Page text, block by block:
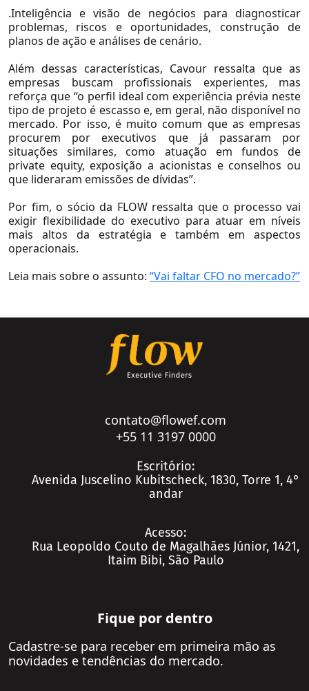
Telecom, Mídia e Tecnologia
Utilidades
Petróleo e Gás
Agronegócio
Consumo e Varejo
Educação
Logística e Transportes
Setores
Artigos
Videos
Na Mídia
.Inteligência e visão de negócios para diagnosticar
problemas, riscos e oportunidades, construção de
planos de ação e análises de cenário.
Além dessas características, Cavour ressalta que as
empresas buscam profissionais experientes, mas
reforça que “o perfil ideal com experiência prévia neste
tipo de projeto é escasso e, em geral, não disponível no
mercado. Por isso, é muito comum que as empresas
procurem por executivos que já passaram por
situações similares, como atuação em fundos de
private equity, exposição a acionistas e conselhos ou
que lideraram emissões de dívidas”.
Por fim, o sócio da FLOW ressalta que o processo vai
exigir flexibilidade do executivo para atuar em níveis
mais altos da estratégia e também em aspectos
operacionais.
Leia mais sobre o assunto: “Vai faltar CFO no mercado?”
contato@flowef.com
+55 11 3197 0000
Escritório:
Avenida Juscelino Kubitscheck, 1830, Torre 1, 4°
andar
Acesso:
Rua Leopoldo Couto de Magalhães Júnior, 1421,
Itaim Bibi, São Paulo
Fique por dentro
Cadastre-se para receber em primeira mão as
novidades e tendências do mercado.